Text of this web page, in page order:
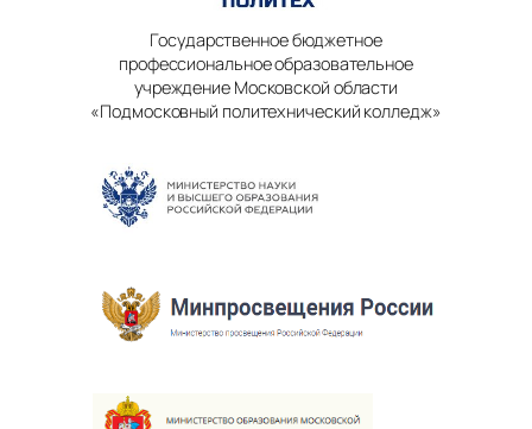
Государственное бюджетное
профессиональное образовательное
учреждение Московской области
«Подмосковный политехнический колледж»